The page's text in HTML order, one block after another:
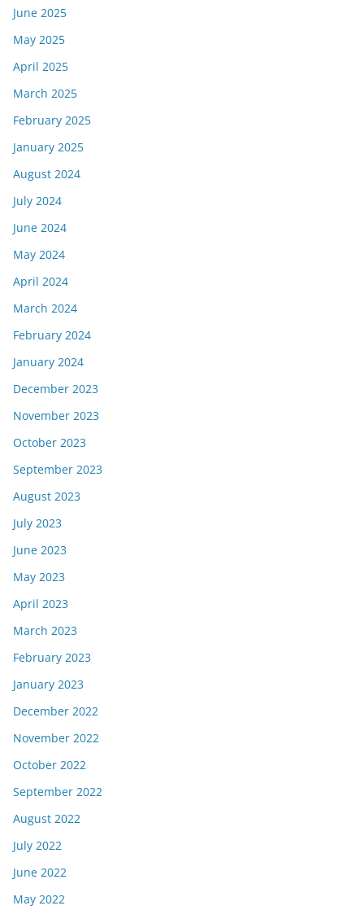
June 2025
May 2025
April 2025
March 2025
February 2025
January 2025
August 2024
July 2024
June 2024
May 2024
April 2024
March 2024
February 2024
January 2024
December 2023
November 2023
October 2023
September 2023
August 2023
July 2023
June 2023
May 2023
April 2023
March 2023
February 2023
January 2023
December 2022
November 2022
October 2022
September 2022
August 2022
July 2022
June 2022
May 2022